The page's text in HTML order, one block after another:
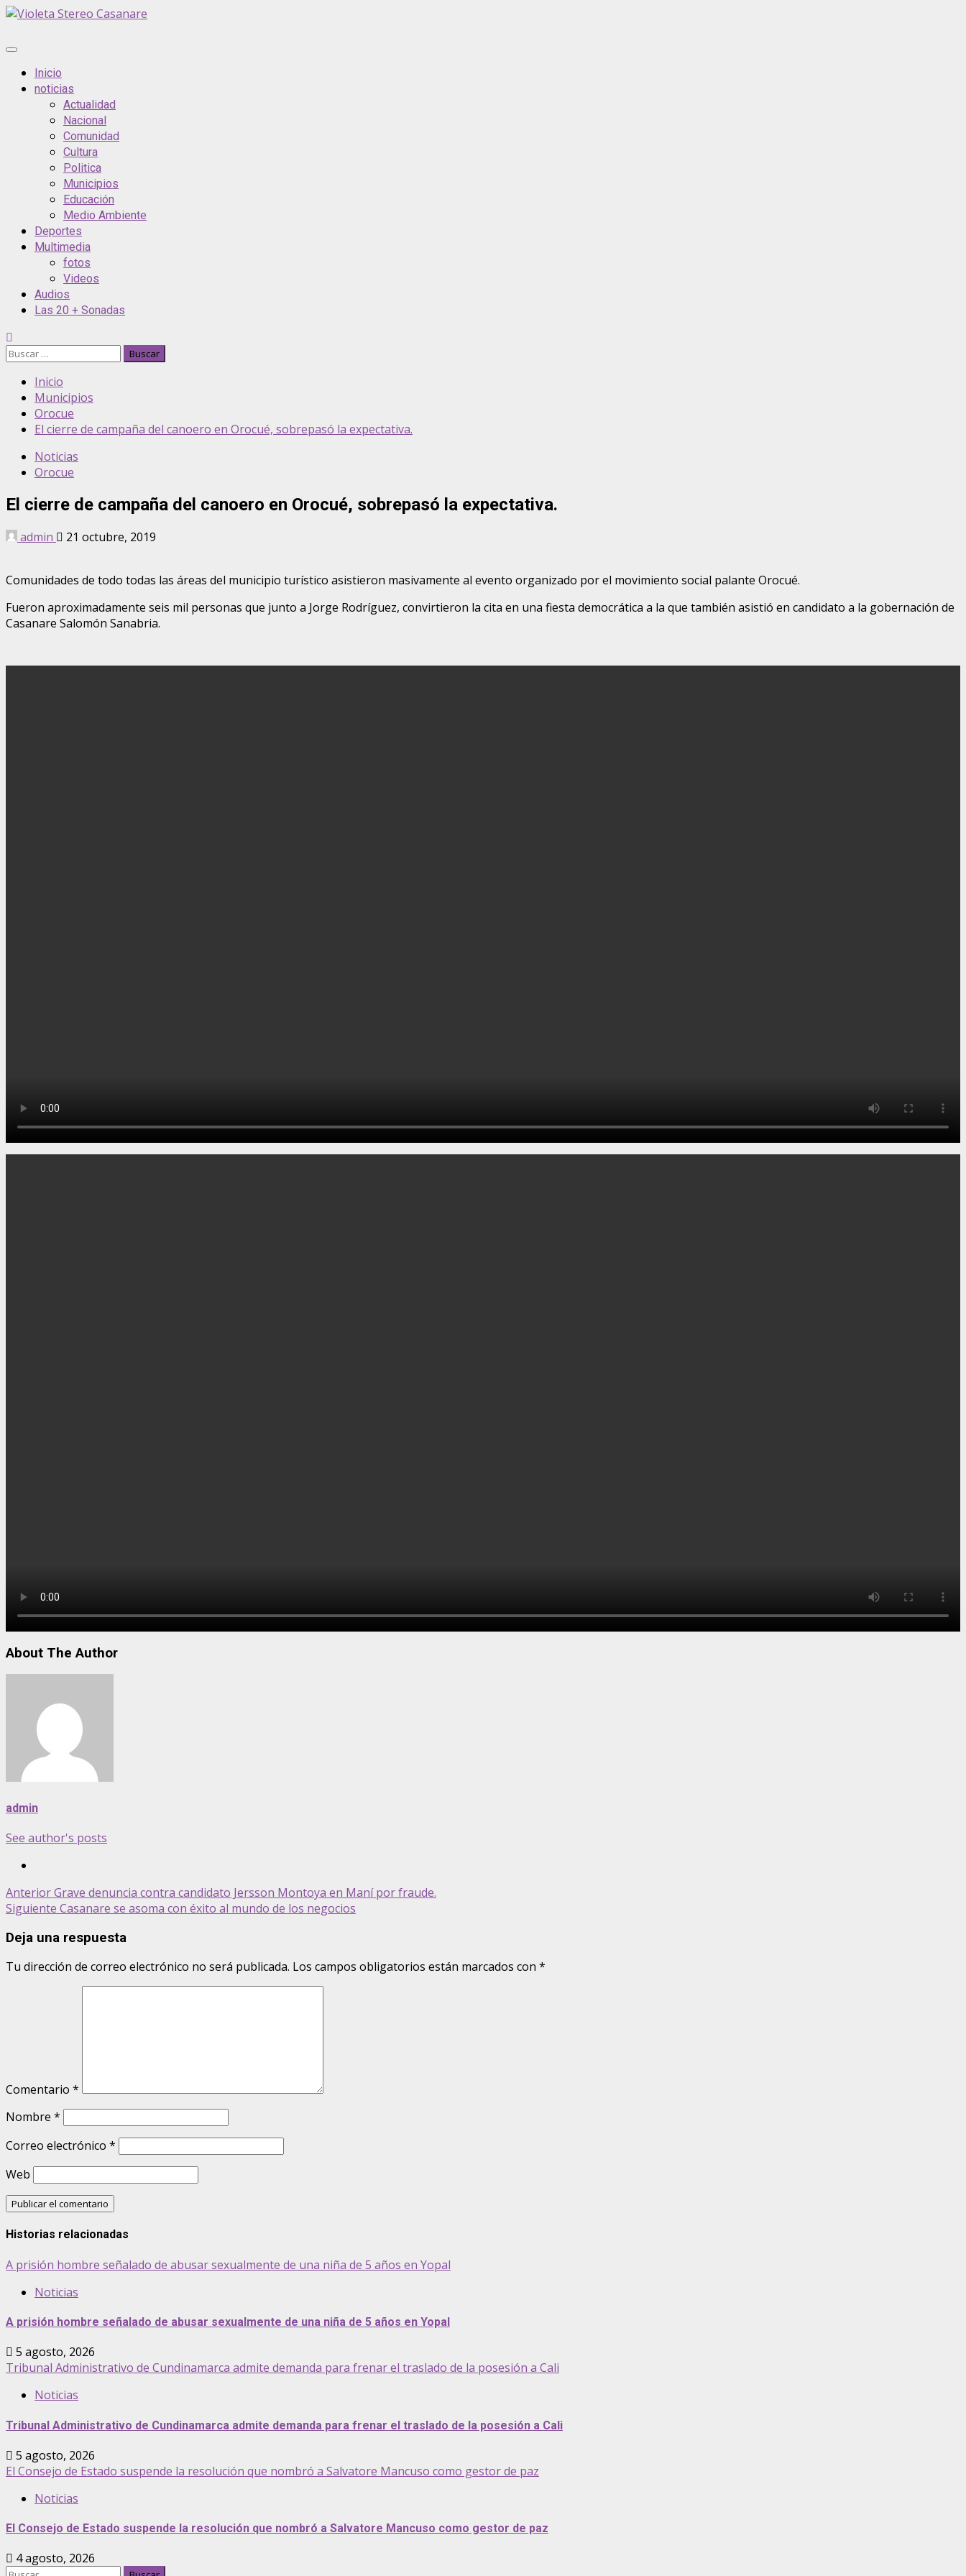
Saltar
contenido
Menú
principalInicio
noticias
Actualidad
Nacional
Comunidad
Cultura
Politica
Municipios
Educación
Medio Ambiente
Deportes
Multimedia
fotos
Videos
Audios
Las 20 + Sonadas
Buscar:
Inicio
Municipios
Orocue
El cierre de campaña del canoero en Orocué, sobrepasó la expectativa.
Noticias
Orocue
El cierre de campaña del canoero en Orocué, sobrepasó la expectativa.
admin 21 octubre, 2019
Comunidades de todo todas las áreas del municipio turístico asistieron masivamente al evento organizado por el movimiento social palante Orocué.
Fueron aproximadamente seis mil personas que junto a Jorge Rodríguez, convirtieron la cita en una fiesta democrática a la que también asistió en candidato a la gobernación de
Casanare Salomón Sanabria.
About The Author
admin
See author's posts
Post
navigation
AnteriorGrave denuncia contra candidato Jersson Montoya en Maní por fraude.
Siguiente Casanare se asoma con éxito al mundo de los negocios
Deja una respuesta
Tu dirección de correo electrónico no será publicada. Los campos obligatorios están marcados con *
Comentario *
Nombre *
Correo electrónico *
Web
Historias relacionadas
A prisión hombre señalado de abusar sexualmente de una niña de 5 años en Yopal
Noticias
A prisión hombre señalado de abusar sexualmente de una niña de 5 años en Yopal
5 agosto, 2026
Tribunal Administrativo de Cundinamarca admite demanda para frenar el traslado de la posesión a Cali
Noticias
Tribunal Administrativo de Cundinamarca admite demanda para frenar el traslado de la posesión a Cali
5 agosto, 2026
El Consejo de Estado suspende la resolución que nombró a Salvatore Mancuso como gestor de paz
Noticias
El Consejo de Estado suspende la resolución que nombró a Salvatore Mancuso como gestor de paz
4 agosto, 2026